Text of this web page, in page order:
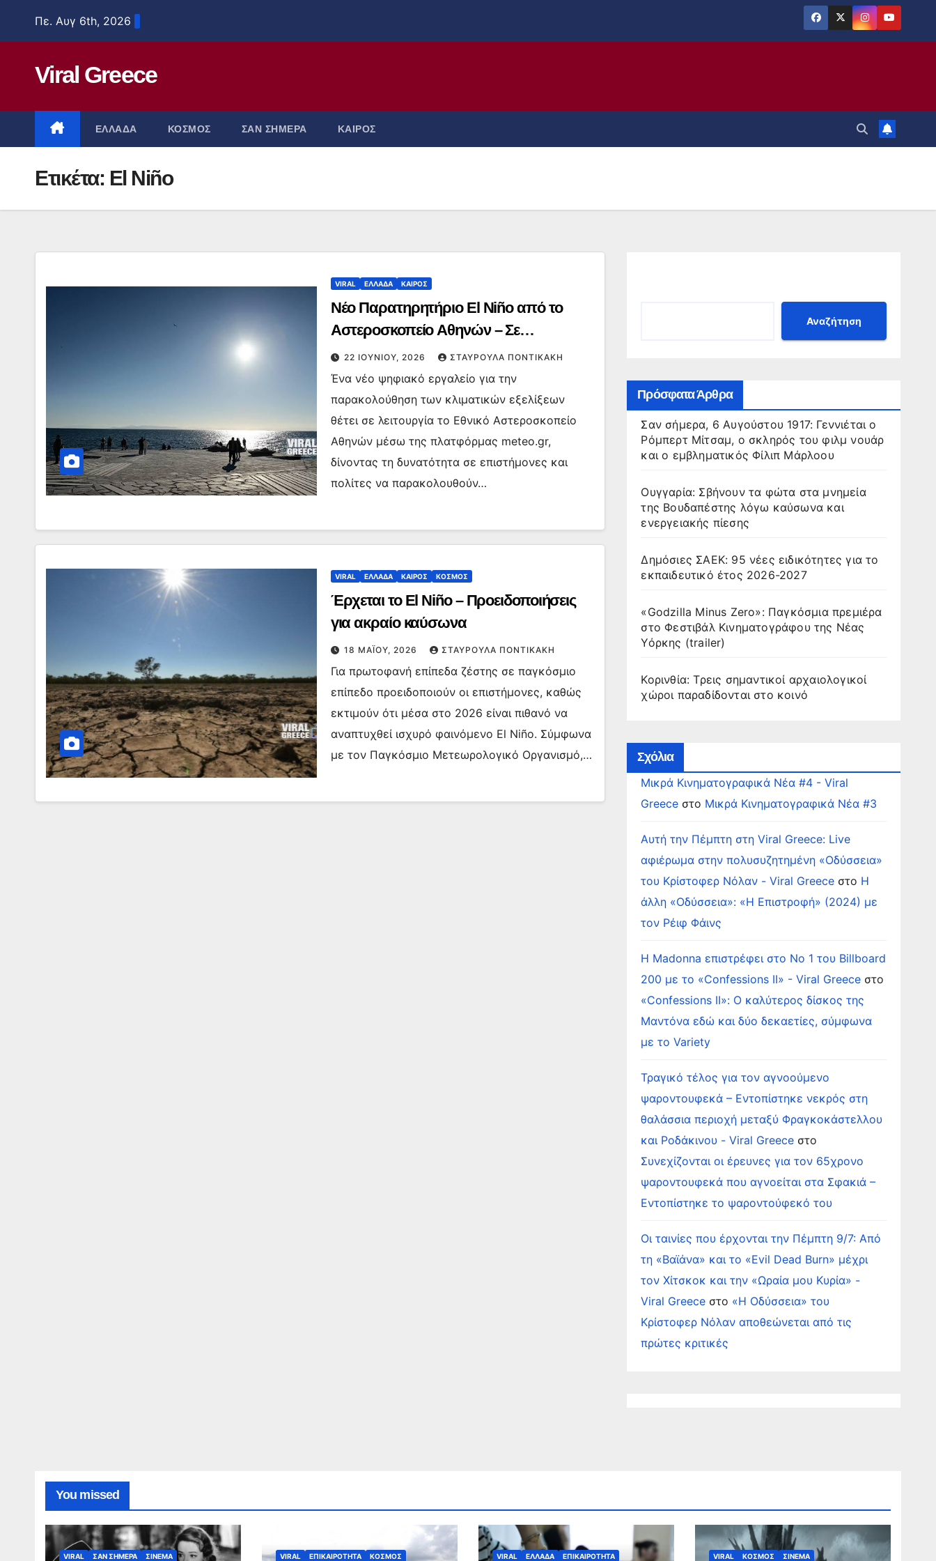
Πε. Αυγ 6th, 2026
Viral Greece
ΕΛΛΑΔΑ ΚΟΣΜΟΣ ΣΑΝ ΣΗΜΕΡΑ ΚΑΙΡΟΣ
Ετικέτα: El Niño
VIRAL ΕΛΛΑΔΑ ΚΑΙΡΟΣ
Νέο Παρατηρητήριο El Niño από το
Αστεροσκοπείο Αθηνών – Σε
πραγματικό χρόνο η παρακολούθηση
του κλίματος
22 ΙΟΥΝΊΟΥ, 2026 ΣΤΑΥΡΟΎΛΑ ΠΟΝΤΙΚΆΚΗ
Ένα νέο ψηφιακό εργαλείο για την
παρακολούθηση των κλιματικών εξελίξεων
θέτει σε λειτουργία το Εθνικό Αστεροσκοπείο
Αθηνών μέσω της πλατφόρμας meteo.gr,
δίνοντας τη δυνατότητα σε επιστήμονες και
πολίτες να παρακολουθούν…
VIRAL ΕΛΛΑΔΑ ΚΑΙΡΟΣ ΚΟΣΜΟΣ
Έρχεται το El Niño – Προειδοποιήσεις
για ακραίο καύσωνα
18 ΜΑΪ́ΟΥ, 2026 ΣΤΑΥΡΟΎΛΑ ΠΟΝΤΙΚΆΚΗ
Για πρωτοφανή επίπεδα ζέστης σε παγκόσμιο
επίπεδο προειδοποιούν οι επιστήμονες, καθώς
εκτιμούν ότι μέσα στο 2026 είναι πιθανό να
αναπτυχθεί ισχυρό φαινόμενο El Niño. Σύμφωνα
με τον Παγκόσμιο Μετεωρολογικό Οργανισμό,…
Αναζήτηση
Πρόσφατα Άρθρα
Σαν σήμερα, 6 Αυγούστου 1917: Γεννιέται ο
Ρόμπερτ Μίτσαμ, ο σκληρός του φιλμ νουάρ
και ο εμβληματικός Φίλιπ Μάρλοου
Ουγγαρία: Σβήνουν τα φώτα στα μνημεία
της Βουδαπέστης λόγω καύσωνα και
ενεργειακής πίεσης
Δημόσιες ΣΑΕΚ: 95 νέες ειδικότητες για το
εκπαιδευτικό έτος 2026-2027
«Godzilla Minus Zero»: Παγκόσμια πρεμιέρα
στο Φεστιβάλ Κινηματογράφου της Νέας
Υόρκης (trailer)
Κορινθία: Τρεις σημαντικοί αρχαιολογικοί
χώροι παραδίδονται στο κοινό
Σχόλια
Μικρά Κινηματογραφικά Νέα #4 - Viral
Greece στο Μικρά Κινηματογραφικά Νέα #3
Αυτή την Πέμπτη στη Viral Greece: Live
αφιέρωμα στην πολυσυζητημένη «Οδύσσεια»
του Κρίστοφερ Νόλαν - Viral Greece στο Η
άλλη «Οδύσσεια»: «Η Επιστροφή» (2024) με
τον Ρέιφ Φάινς
Η Madonna επιστρέφει στο Νο 1 του Billboard
200 με το «Confessions II» - Viral Greece στο
«Confessions II»: Ο καλύτερος δίσκος της
Μαντόνα εδώ και δύο δεκαετίες, σύμφωνα
με το Variety
Τραγικό τέλος για τον αγνοούμενο
ψαροντουφεκά – Εντοπίστηκε νεκρός στη
θαλάσσια περιοχή μεταξύ Φραγκοκάστελλου
και Ροδάκινου - Viral Greece στο
Συνεχίζονται οι έρευνες για τον 65χρονο
ψαροντουφεκά που αγνοείται στα Σφακιά –
Εντοπίστηκε το ψαροντούφεκό του
Οι ταινίες που έρχονται την Πέμπτη 9/7: Από
τη «Βαϊάνα» και το «Evil Dead Burn» μέχρι
τον Χίτσκοκ και την «Ωραία μου Κυρία» -
Viral Greece στο «Η Οδύσσεια» του
Κρίστοφερ Νόλαν αποθεώνεται από τις
πρώτες κριτικές
You missed
VIRAL ΣΑΝ ΣΗΜΕΡΑ ΣΙΝΕΜΑ VIRAL ΕΠΙΚΑΙΡΟΤΗΤΑ ΚΟΣΜΟΣ VIRAL ΕΛΛΑΔΑ ΕΠΙΚΑΙΡΟΤΗΤΑ VIRAL ΚΟΣΜΟΣ ΣΙΝΕΜΑ